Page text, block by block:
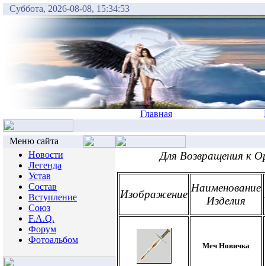
Суббота, 2026-08-08, 15:34:53
Главная
Меню сайта
Новости
Легенда
Устав
Состав
Вступление
Союз
F.A.Q.
Форум
Фотоальбом
Для Возвращения к
Изображение
Наименование
Изделия
Меч Новичка